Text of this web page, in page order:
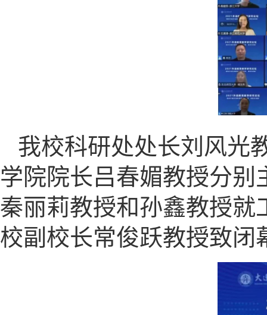
我校科研处处长刘风光
学院院长吕春媚教授分
秦丽莉教授和孙鑫教授就
校副校长常俊跃教授致闭